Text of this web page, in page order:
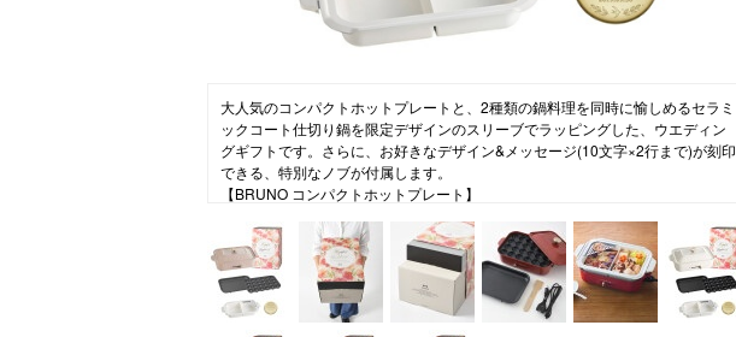
大人気のコンパクトホットプレートと、2種類の鍋料理を同時に愉しめるセラミ
ックコート仕切り鍋を限定デザインのスリーブでラッピングした、ウエディン
グギフトです。さらに、お好きなデザイン&メッセージ(10文字×2行まで)が刻印
できる、特別なノブが付属します。
【BRUNO コンパクトホットプレート】
今までのホットプレートにはなかった鋳物ホーローをイメージしたデザインは
テーブルウエアのように食卓を彩ります。2～3人にちょうど良いサイズで、毎
日のお料理～おうちパーティーまで幅広く食卓で“つくる”を愉しめます。